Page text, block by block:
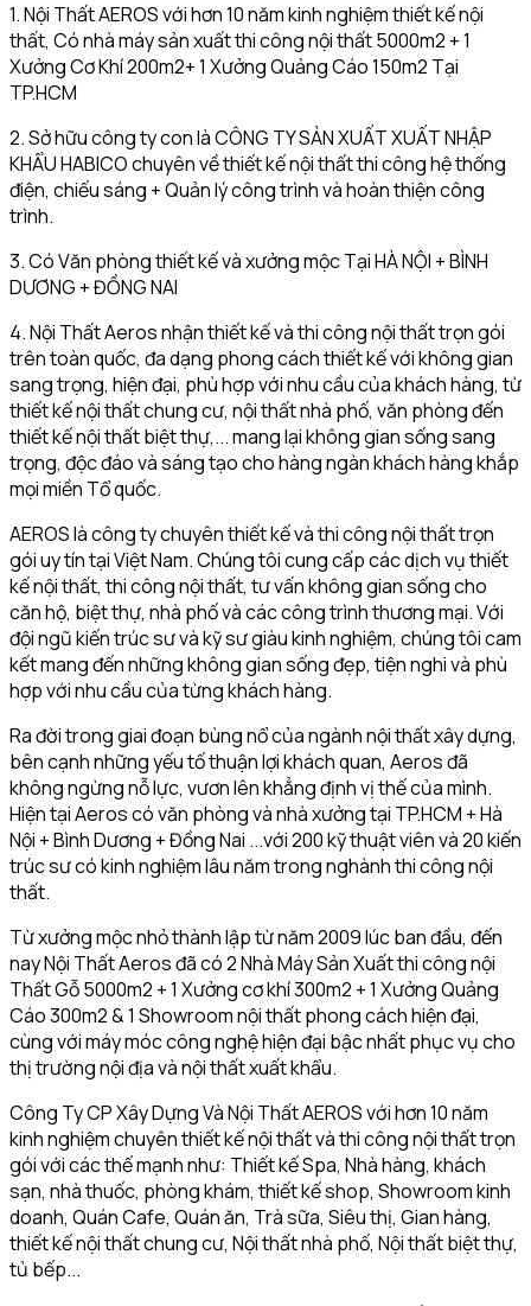
1. Nội Thất AEROS với hơn 10 năm kinh nghiệm thiết kế nội
thất, Có nhà máy sản xuất thi công nội thất 5000m2 + 1
Xưởng Cơ Khí 200m2+ 1 Xưởng Quảng Cáo 150m2 Tại
TP.HCM
2. Sở hữu công ty con là CÔNG TY SẢN XUẤT XUẤT NHẬP
KHẨU HABICO chuyên về thiết kế nội thất thi công hệ thống
điện, chiếu sáng + Quản lý công trình và hoàn thiện công
trình.
3. Có Văn phòng thiết kế và xưởng mộc Tại HÀ NỘI + BÌNH
DƯƠNG + ĐỒNG NAI
4. Nội Thất Aeros nhận thiết kế và thi công nội thất trọn gói
trên toàn quốc, đa dạng phong cách thiết kế với không gian
sang trọng, hiện đại, phù hợp với nhu cầu của khách hàng, từ
thiết kế nội thất chung cư, nội thất nhà phố, văn phòng đến
thiết kế nội thất biệt thự,... mang lại không gian sống sang
trọng, độc đáo và sáng tạo cho hàng ngàn khách hàng khắp
mọi miền Tổ quốc.
AEROS là công ty chuyên thiết kế và thi công nội thất trọn
gói uy tín tại Việt Nam. Chúng tôi cung cấp các dịch vụ thiết
kế nội thất, thi công nội thất, tư vấn không gian sống cho
căn hộ, biệt thự, nhà phố và các công trình thương mại. Với
đội ngũ kiến trúc sư và kỹ sư giàu kinh nghiệm, chúng tôi cam
kết mang đến những không gian sống đẹp, tiện nghi và phù
hợp với nhu cầu của từng khách hàng.
Ra đời trong giai đoạn bùng nổ của ngành nội thất xây dựng,
bên cạnh những yếu tố thuận lợi khách quan, Aeros đã
không ngừng nỗ lực, vươn lên khẳng định vị thế của mình.
Hiện tại Aeros có văn phòng và nhà xưởng tại TP.HCM + Hà
Nội + Bình Dương + Đồng Nai ...với 200 kỹ thuật viên và 20 kiến
trúc sư có kinh nghiệm lâu năm trong nghành thi công nội
thất.
Từ xưởng mộc nhỏ thành lập từ năm 2009 lúc ban đầu, đến
nay Nội Thất Aeros đã có 2 Nhà Máy Sản Xuất thi công nội
Thất Gỗ 5000m2 + 1 Xưởng cơ khí 300m2 + 1 Xưởng Quảng
Cáo 300m2 & 1 Showroom nội thất phong cách hiện đại,
cùng với máy móc công nghệ hiện đại bậc nhất phục vụ cho
thị trường nội địa và nội thất xuất khẩu.
Công Ty CP Xây Dựng Và Nội Thất AEROS với hơn 10 năm
kinh nghiệm chuyên thiết kế nội thất và thi công nội thất trọn
gói với các thế mạnh như: Thiết kế Spa, Nhà hàng, khách
sạn, nhà thuốc, phòng khám, thiết kế shop, Showroom kinh
doanh, Quán Cafe, Quán ăn, Trà sữa, Siêu thị, Gian hàng,
thiết kế nội thất chung cư, Nội thất nhà phố, Nội thất biệt thự,
tủ bếp...